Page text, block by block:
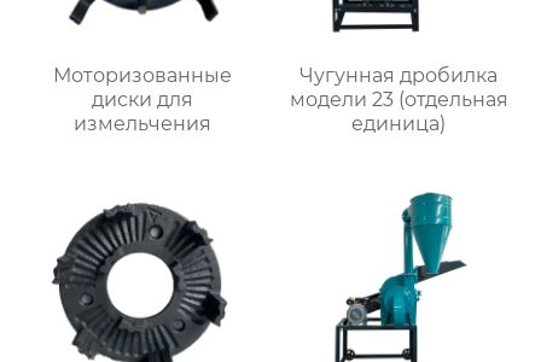
Моторизованные
диски для
измельчения
Чугунная дробилка
модели 23 (отдельная
единица)